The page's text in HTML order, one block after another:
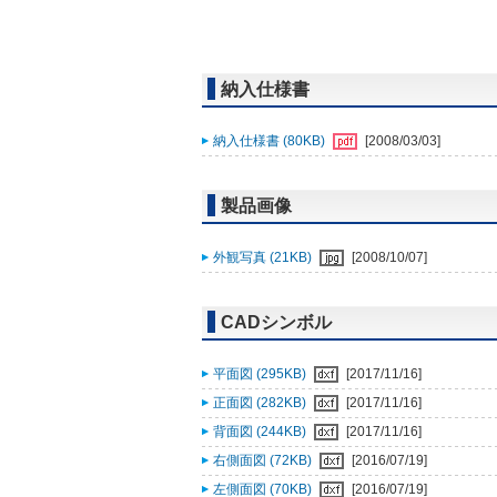
納入仕様書
納入仕様書 (80KB) [2008/03/03]
製品画像
外観写真 (21KB) [2008/10/07]
CADシンボル
平面図 (295KB)
[2017/11/16]
正面図 (282KB)
[2017/11/16]
背面図 (244KB)
[2017/11/16]
右側面図 (72KB)
[2016/07/19]
左側面図 (70KB)
[2016/07/19]